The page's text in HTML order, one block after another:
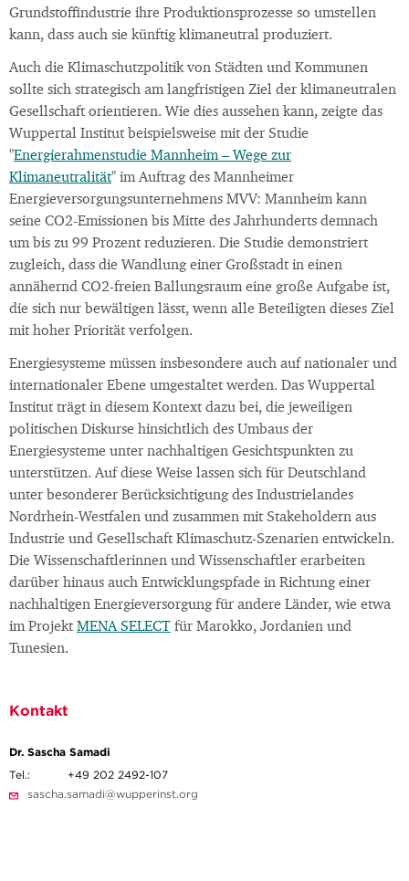
Grundstoffindustrie ihre Produktionsprozesse so umstellen
kann, dass auch sie künftig klimaneutral produziert.
Auch die Klimaschutzpolitik von Städten und Kommunen
sollte sich strategisch am langfristigen Ziel der klimaneutralen
Gesellschaft orientieren. Wie dies aussehen kann, zeigte das
Wuppertal Institut beispielsweise mit der Studie
"Energierahmenstudie Mannheim – Wege zur
Klimaneutralität" im Auftrag des Mannheimer
Energieversorgungsunternehmens MVV: Mannheim kann
seine CO2-Emissionen bis Mitte des Jahrhunderts demnach
um bis zu 99 Prozent reduzieren. Die Studie demonstriert
zugleich, dass die Wandlung einer Großstadt in einen
annähernd CO2-freien Ballungsraum eine große Aufgabe ist,
die sich nur bewältigen lässt, wenn alle Beteiligten dieses Ziel
mit hoher Priorität verfolgen.
Energiesysteme müssen insbesondere auch auf nationaler und
internationaler Ebene umgestaltet werden. Das Wuppertal
Institut trägt in diesem Kontext dazu bei, die jeweiligen
politischen Diskurse hinsichtlich des Umbaus der
Energiesysteme unter nachhaltigen Gesichtspunkten zu
unterstützen. Auf diese Weise lassen sich für Deutschland
unter besonderer Berücksichtigung des Industrielandes
Nordrhein-Westfalen und zusammen mit Stakeholdern aus
Industrie und Gesellschaft Klimaschutz-Szenarien entwickeln.
Die Wissenschaftlerinnen und Wissenschaftler erarbeiten
darüber hinaus auch Entwicklungspfade in Richtung einer
nachhaltigen Energieversorgung für andere Länder, wie etwa
im ProjektMENA SELECT für Marokko, Jordanien und
Tunesien.
Kontakt
Dr. Sascha Samadi
Tel.:
+49 202 2492-107
sascha.samadi@wupperinst.org